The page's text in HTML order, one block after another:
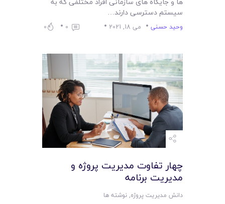
سیستم دسترسی دارند…
وحید حسنی می 18, 2021 0
0
چهار تفاوت مديريت پروژه و
مديريت برنامه
دانش مدیریت پروژه,نوشته ها